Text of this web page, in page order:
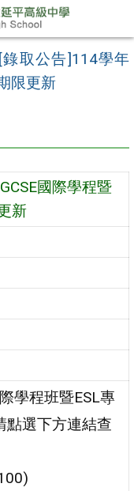
[錄取公告]114學年
限更新
國際學程暨
新
學程班暨ESL專
點選下方連結查